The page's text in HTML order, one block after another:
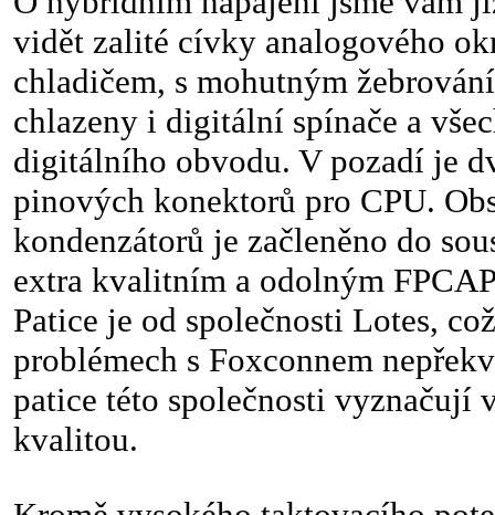
vidět zalité cívky analogového
chladičem, s mohutným
chlazeny i digitální spínače a
digitálního obvodu. V pozadí je
pinových konektorů pro CPU.
kondenzátorů je začleněno do
extra kvalitním a odolným
Patice je od společnosti Lotes,
problémech s Foxconnem
patice této společnosti vyznačují
kvalitou.